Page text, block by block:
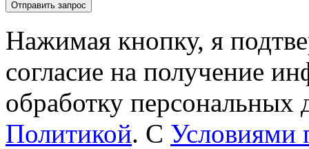
Нажимая кнопку, я
согласие на получение
обработку персональных
Политикой. С Условиями